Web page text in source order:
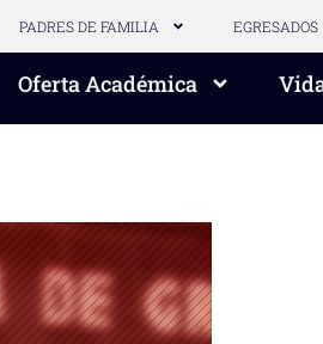
PADRES DE FAMILIA EGRESADOS
Oferta Académica